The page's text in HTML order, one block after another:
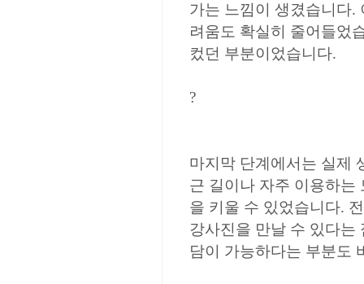
가는 느낌이 생겼습니다.
려움도 확실히 줄어들었
컸던 부분이었습니다.
?
마지막 단계에서는 실제
근 길이나 자주 이용하는
을 키울 수 있었습니다.
강사진을 만날 수 있다는
담이 가능하다는 부분도